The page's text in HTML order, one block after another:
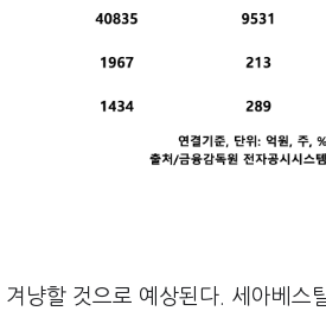
냥할 것으로 예상된다. 세아베스